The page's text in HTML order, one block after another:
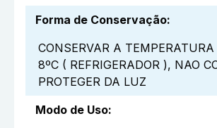
Forma de Conservação:
CONSERVAR A TEMPERATURA
8ºC ( REFRIGERADOR ), NAO
PROTEGER DA LUZ
Modo de Uso: